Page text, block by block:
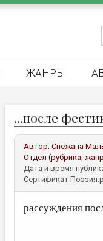
ЖАНРЫ
...после
Автор: Снежана
Отдел (рубрика,
Дата и время
Сертификат
рассуждения